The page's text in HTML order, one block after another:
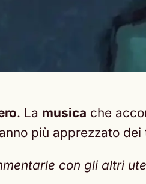
. La musica che
più apprezzato
con gli altri